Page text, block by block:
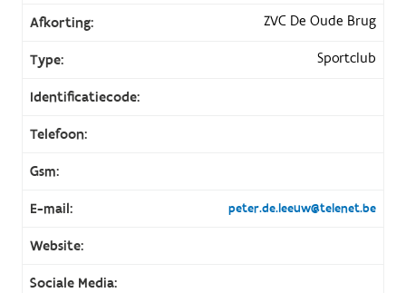
Afkorting: ZVC De Oude Brug
Type: Sportclub
Identificatiecode:
Telefoon:
Gsm:
E-mail: peter.de.leeuw@telenet.be
Website:
Sociale Media: